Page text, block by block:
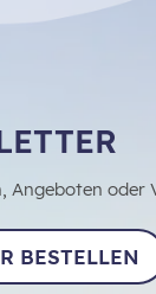
BESTELLEN